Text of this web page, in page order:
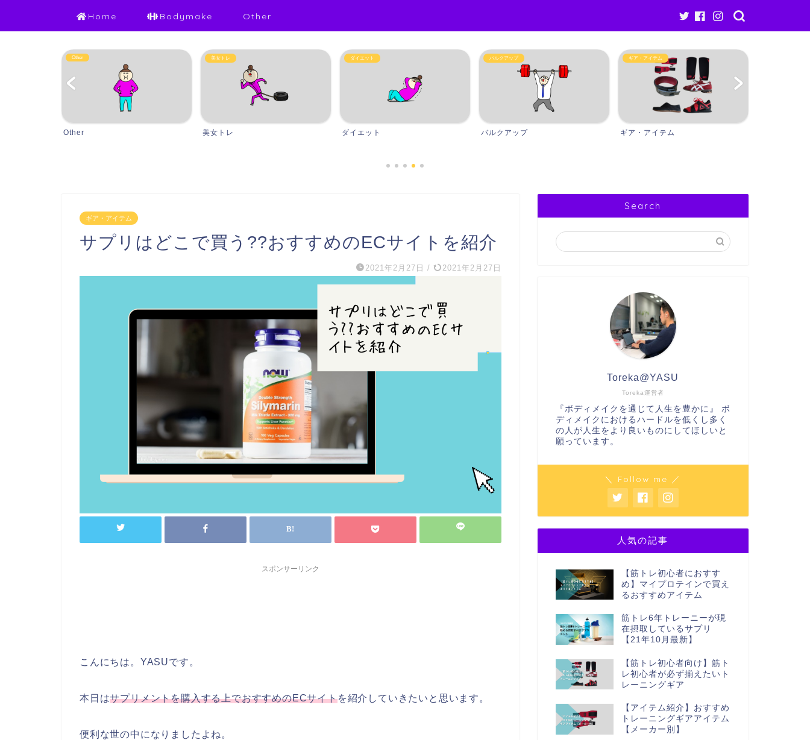
Home Bodymake Other
Other
Other
美女トレ
美女トレ
ダイエット
ダイエット
バルクアップ
バルクアップ
ギア・アイテム
ギア・アイテム
ギア・アイテム
サプリはどこで買う??おすすめのECサイトを紹介
2021年2月27日 / 2021年2月27日
スポンサーリンク
こんにちは。YASUです。
本日はサプリメントを購入する上でおすすめのECサイトを紹介していきたいと思います。
便利な世の中になりましたよね。
Search
Toreka運営者
Toreka@YASU
『ボディメイクを通じて人生を豊かに』 ボ
ディメイクにおけるハードルを低くし多く
の人が人生をより良いものにしてほしいと
願っています。
＼ Follow me ／
人気の記事
【筋トレ初心者におすす
め】マイプロテインで買え
るおすすめアイテム
筋トレ6年トレーニーが現
在摂取しているサプリ
【21年10月最新】
【筋トレ初心者向け】筋ト
レ初心者が必ず揃えたいト
レーニングギア
【アイテム紹介】おすすめ
トレーニングギアアイテム
【メーカー別】